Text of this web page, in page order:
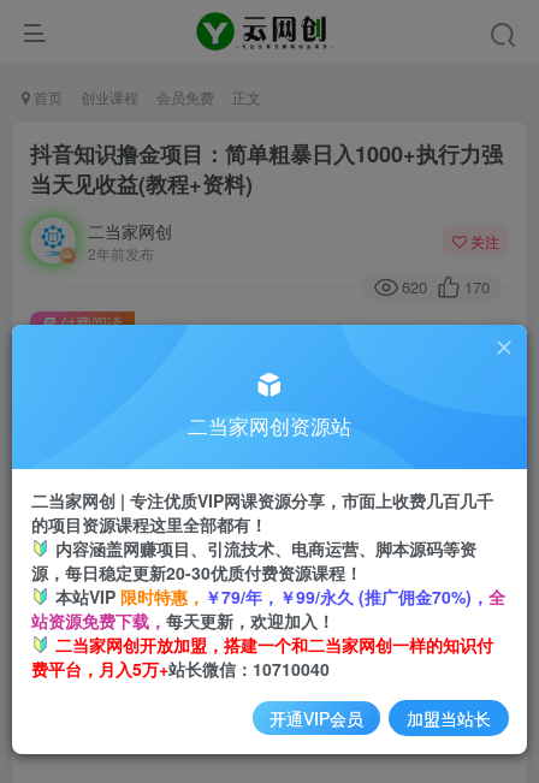
首页 创业课程 会员免费 正文
抖音知识撸金项目：简单粗暴日入1000+执行力强
当天见收益(教程+资料)
二当家网创
2年前发布
关注
620 170
此内容为付费阅读，请付费后查看
9.9
付费阅读
二当家网创资源站
二当家网创 | 专注优质VIP网课资源分享，市面上收费几百几千
的项目资源课程这里全部都有！
内容涵盖网赚项目、引流技术、电商运营、脚本源码等资
源，每日稳定更新20-30优质付费资源课程！
本站VIP 限时特惠， ￥79/年，￥99/永久 (推广佣金70%)， 全
站资源免费下载， 每天更新，欢迎加入！
二当家网创开放加盟，搭建一个和二当家网创一样的知识付
费平台，月入5万+站长微信：10710040
开通VIP会员 加盟当站长